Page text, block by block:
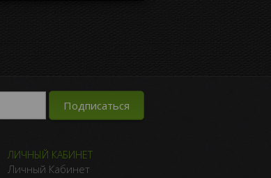
ЛИЧНЫЙ КАБИНЕТ
Личный Кабинет